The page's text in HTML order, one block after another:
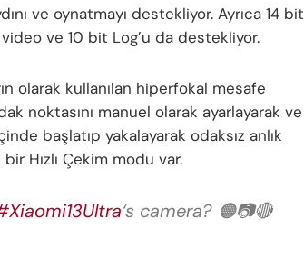
ve oynatmayı destekliyor. Ayrıca 14 bit
video ve 10 bit Log’u da destekliyor.
olarak kullanılan hiperfokal mesafe
noktasını manuel olarak ayarlayarak ve
başlatıp yakalayarak odaksız anlık
Hızlı Çekim modu var.
‘s camera? 🟠📷🔴